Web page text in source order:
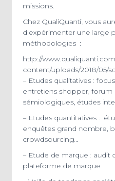
missions.
Chez QualiQuanti, vous
d’expérimenter une large
méthodologies :
http://
content/uploads/2018/05/
– Etudes qualitatives :
entretiens shopper, forum
sémiologiques, études
– Etudes quantitatives :
enquêtes grand nombre,
crowdsourcing…
– Etude de marque : audit
plateforme de marque